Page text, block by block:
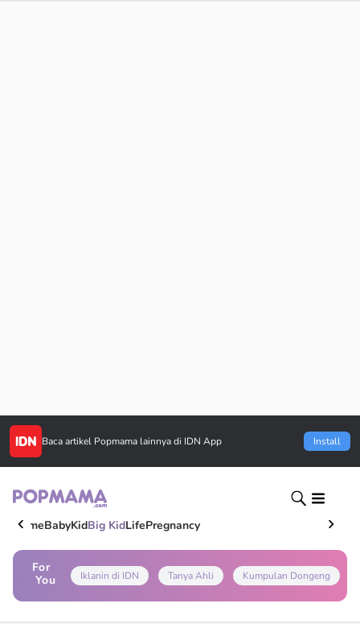
Baca artikel Popmama lainnya di IDN App Install
HomeBabyKidBig KidLifePregnancy
For
You
Iklanin di IDN Tanya Ahli Kumpulan Dongeng